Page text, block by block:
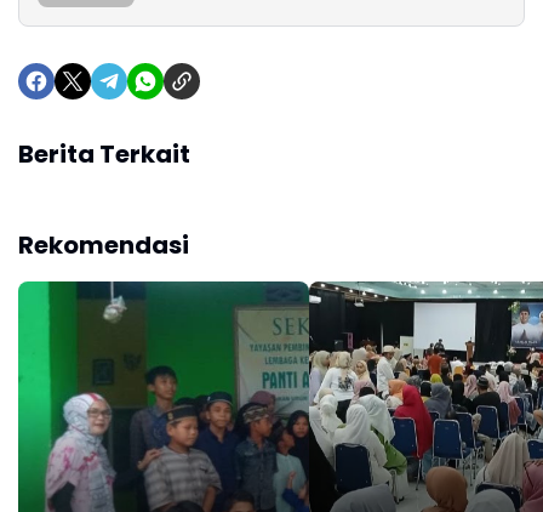
Berita Terkait
Rekomendasi